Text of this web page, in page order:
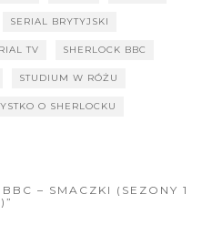
SERIAL BRYTYJSKI
TV SHERLOCK BBC
STUDIUM W RÓŻU
O SHERLOCKU
– SMACZKI (SEZONY 1